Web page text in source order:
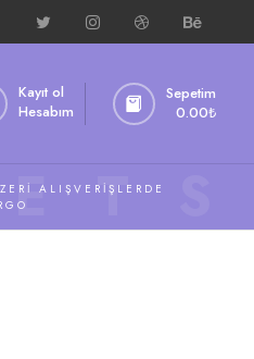
Kayıt ol
Hesabım
Sepetim
0.00₺
ALIŞVERIŞLERDE